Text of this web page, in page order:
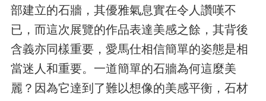
部建立的石牆，其優雅氣息實在令人讚嘆不
已，而這次展覽的作品表達美感之餘，其背後
含義亦同樣重要，愛馬仕相信簡單的姿態是相
當迷人和重要。一道簡單的石牆為何這麼美
麗？因為它達到了難以想像的美感平衡，石材